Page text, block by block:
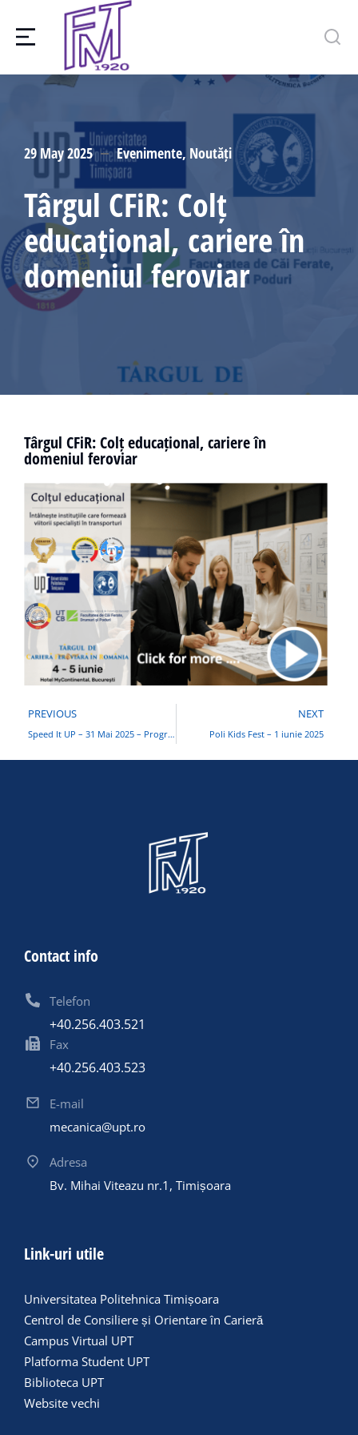
29 May 2025 Evenimente, Noutăți
Târgul CFiR: Colț
educațional, cariere în
domeniul feroviar
Târgul CFiR: Colț educațional, cariere în
domeniul feroviar
PREVIOUS
Speed It UP – 31 Mai 2025 – Program
NEXT
Poli Kids Fest – 1 iunie 2025
Contact info
Telefon
+40.256.403.521
Fax
+40.256.403.523
E-mail
mecanica@upt.ro
Adresa
Bv. Mihai Viteazu nr.1, Timișoara
Link-uri utile
Universitatea Politehnica Timișoara
Centrol de Consiliere și Orientare în Carieră
Campus Virtual UPT
Platforma Student UPT
Biblioteca UPT
Website vechi